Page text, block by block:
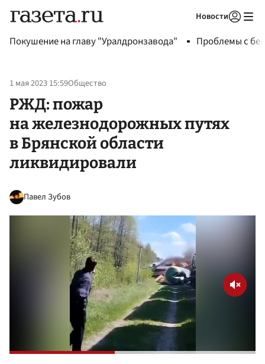
Новости
Покушение на главу "Уралдронзавода" Проблемы с
1 мая 2023 15:59Общество
РЖД: пожар
на железнодорожных путях
в Брянской области
ликвидировали
Павел Зубов